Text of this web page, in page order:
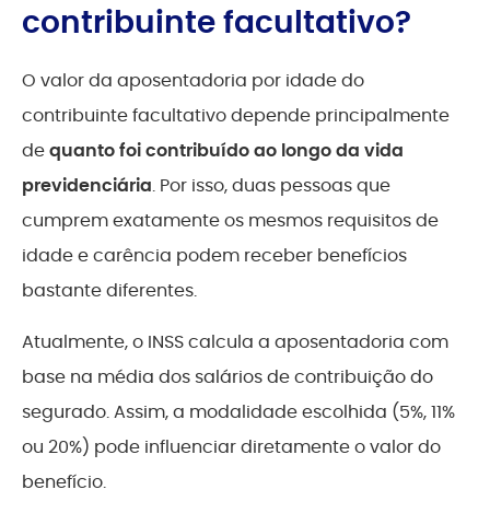
contribuinte facultativo?
O valor da aposentadoria por idade do
contribuinte facultativo depende principalmente
dequanto foi contribuído ao longo da vida
previdenciária. Por isso, duas pessoas que
cumprem exatamente os mesmos requisitos de
idade e carência podem receber benefícios
bastante diferentes.
Atualmente, o INSS calcula a aposentadoria com
base na média dos salários de contribuição do
segurado. Assim, a modalidade escolhida (5%, 11%
ou 20%) pode influenciar diretamente o valor do
benefício.